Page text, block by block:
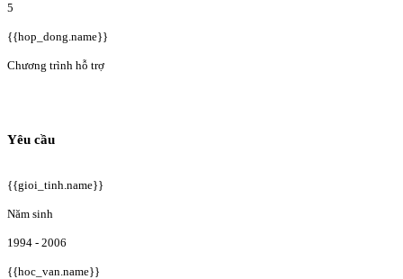
5
{{hop_dong.name}}
Chương trình hỗ trợ
Yêu cầu
{{gioi_tinh.name}}
Năm sinh
1994 - 2006
{{hoc_van.name}}